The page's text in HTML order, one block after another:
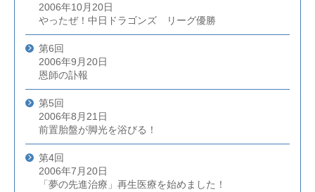
2006年10月20日
やったぜ！中日ドラゴンズ リーグ優勝
第6回
2006年9月20日
恩師の訃報
第5回
2006年8月21日
前置胎盤が脚光を浴びる！
第4回
2006年7月20日
「夢の先進治療」再生医療を始めました！